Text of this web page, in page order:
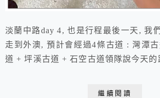
淡蘭中路day 4, 也是行程最後一天, 我
走到外澳, 預計會經過4條古道 : 灣潭
道 + 坪溪古道 + 石空古道領隊說今天的
繼續閱讀